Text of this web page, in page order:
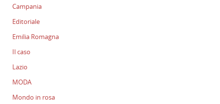
Campania
Editoriale
Emilia Romagna
Il caso
Lazio
MODA
Mondo in rosa